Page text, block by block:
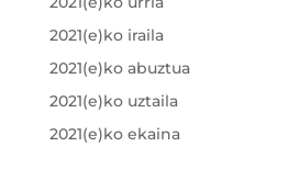
2021(e)ko iraila
2021(e)ko abuztua
2021(e)ko uztaila
2021(e)ko ekaina